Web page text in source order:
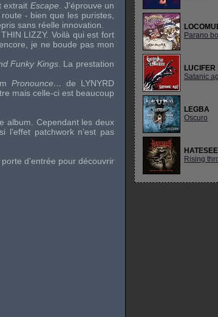
extrait Escape . J’éprouve un
- bien que les puristes,
sans réelle innovation.
THIN LIZZY. Voilà qui est fort
je ne boude pas mon
Funky Kings. La prestation
Pronounce… de LYNYRD
mais celle-ci est beaucoup
album. Cependant les deux
patchwork n’est pas
d’entrée pour découvrir
Parano
Satanic
LEGBA
Oscuro
Rising